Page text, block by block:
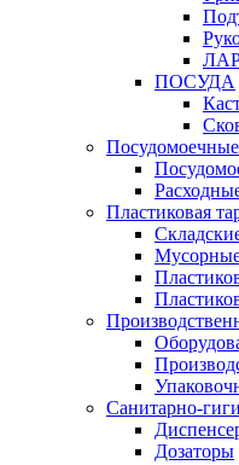
ПОСУДА
Пластиковая
Санитарно-
Дозаторы